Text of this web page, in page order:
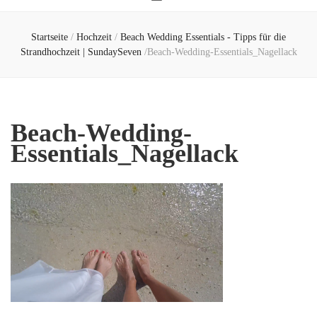
Startseite / Hochzeit / Beach Wedding Essentials - Tipps für die
Strandhochzeit | SundaySeven /Beach-Wedding-Essentials_Nagellack
Beach-Wedding-
Essentials_Nagellack